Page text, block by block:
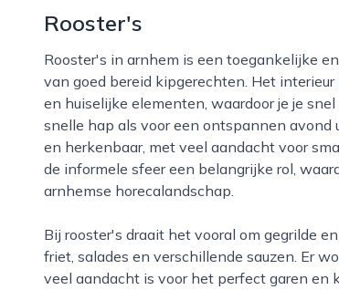
Rooster's
Rooster's in arnhem is een toegankelijke en eigentijdse eetgelegenheid die zich richt op liefhebbers
van goed bereid kipgerechten. Het
en huiselijke elementen, waardoor je je
snelle hap als voor een ontspannen
en herkenbaar, met veel aandacht voor
de informele sfeer een belangrijke rol,
arnhemse horecalandschap.
Bij rooster's draait het vooral om gegrilde en krokant bereide kip, aangevuld met bijgerechten zoals
friet, salades en verschillende sauzen. Er
veel aandacht is voor het perfect garen en